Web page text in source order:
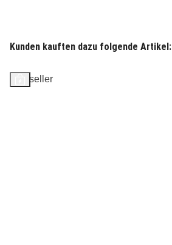
Kunden kauften dazu folgende Artikel:
Bestseller